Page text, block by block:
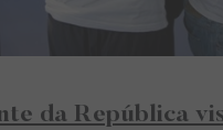
da República